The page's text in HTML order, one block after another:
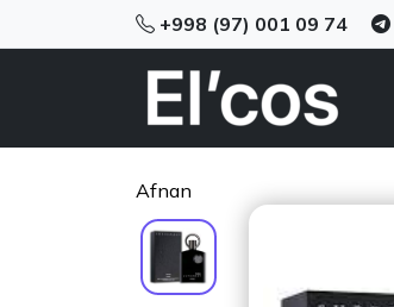
+998 (97) 001 09 74
Afnan